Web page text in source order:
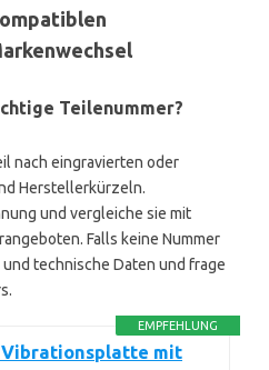
Teilenummer?
nach eingravierten oder
Herstellerkürzeln.
und vergleiche sie mit
Falls keine Nummer
technische Daten und frage
EMPFEHLUNG
Vibrationsplatte mit